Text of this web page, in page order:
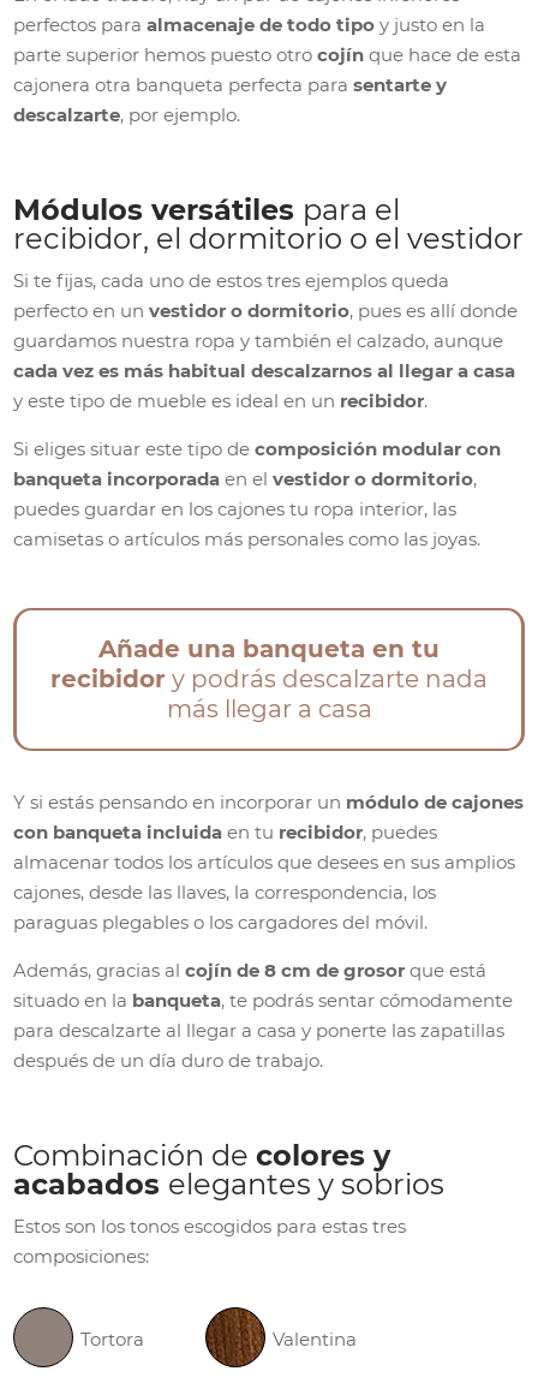
perfectos paraalmacenaje de todo tipo y justo en la
parte superior hemos puesto otrocojín que hace de esta
cajonera otra banqueta perfecta parasentarte y
descalzarte, por ejemplo.
Módulos versátiles para el
recibidor, el dormitorio o el vestidor
Si te fijas, cada uno de estos tres ejemplos queda
perfecto en unvestidor o dormitorio, pues es allí donde
guardamos nuestra ropa y también el calzado, aunque
cada vez es más habitual descalzarnos al llegar a casa
y este tipo de mueble es ideal en un recibidor.
Si eliges situar este tipo decomposición modular con
banqueta incorporada en elvestidor o dormitorio,
puedes guardar en los cajones tu ropa interior, las
camisetas o artículos más personales como las joyas.
Añade una banqueta en tu
recibidor y podrás descalzarte nada
más llegar a casa
Y si estás pensando en incorporar un módulo de cajones
con banqueta incluida en tu recibidor, puedes
almacenar todos los artículos que desees en sus amplios
cajones, desde las llaves, la correspondencia, los
paraguas plegables o los cargadores del móvil.
Además, gracias alcojín de 8 cm de grosorque está
situado en la banqueta, te podrás sentar cómodamente
para descalzarte al llegar a casa y ponerte las zapatillas
después de un día duro de trabajo.
Combinación decolores y
acabados elegantes y sobrios
Estos son los tonos escogidos para estas tres
composiciones:
Tortora Valentina